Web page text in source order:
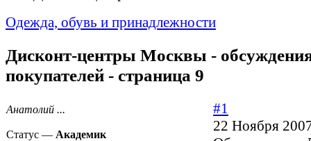
Одежда, обувь и принадлежности
Дисконт-центры Москвы -
покупателей - страница 9
Анатолий ...
Статус — Академик
#1
22 Ноября